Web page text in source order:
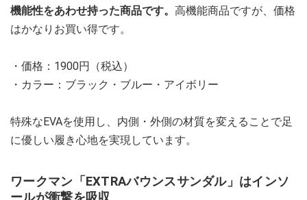
機能性をあわせ持った商品です。 高機能商品ですが、価格
はかなりお買い得です。
・価格：1900円（税込）
・カラー：ブラック・ブルー・アイボリー
特殊なEVAを使用し、内側・外側の材質を変えることで足
に優しい履き心地を実現しています。
ワークマン「EXTRAバウンスサンダル」はインソ
ールが衝撃を吸収